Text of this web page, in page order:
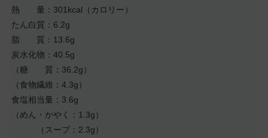
熱 量：301kcal（カロリー）
たん白質：6.2g
脂 質：13.6g
炭水化物：40.5g
（糖 質：36.2g）
（食物繊維：4.3g）
食塩相当量：3.6g
（めん・かやく：1.3g）
（スープ：2.3g）